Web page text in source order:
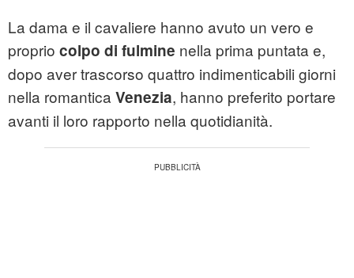
La dama e il cavaliere hanno avuto un vero e
proprio colpo di fulmine nella prima puntata e,
dopo aver trascorso quattro indimenticabili giorni
nella romantica Venezia, hanno preferito portare
avanti il loro rapporto nella quotidianità.